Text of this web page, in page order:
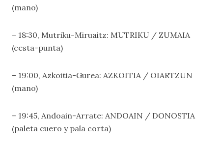
(mano)
– 18:30, Mutriku-Miruaitz: MUTRIKU / ZUMAIA
(cesta-punta)
– 19:00, Azkoitia-Gurea: AZKOITIA / OIARTZUN
(mano)
– 19:45, Andoain-Arrate: ANDOAIN / DONOSTIA
(paleta cuero y pala corta)